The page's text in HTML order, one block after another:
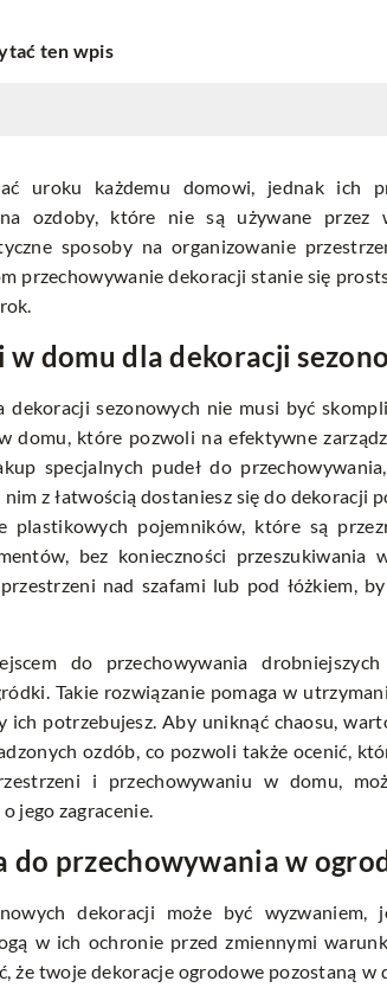
ten wpis
uroku każdemu domowi, jednak ich
ozdoby, które nie są używane przez
sposoby na organizowanie
przechowywanie dekoracji stanie się
domu dla dekoracji
sezonowych nie musi być
domu, które pozwoli na efektywne
specjalnych pudeł do
z łatwością dostaniesz się do dekoracji
plastikowych pojemników, które są
bez konieczności przeszukiwania
nad szafami lub pod łóżkiem,
do przechowywania
Takie rozwiązanie pomaga w
ich potrzebujesz. Aby uniknąć chaosu,
ozdób, co pozwoli także ocenić,
i przechowywaniu w domu,
jego zagracenie.
do przechowywania w
dekoracji może być
w ich ochronie przed zmiennymi
że twoje dekoracje ogrodowe pozostaną w